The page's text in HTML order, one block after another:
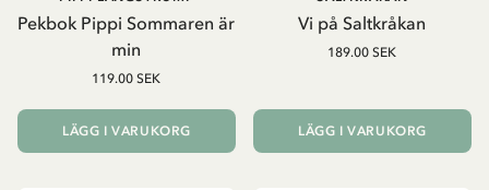
Pekbok Pippi Sommaren är
min
119.00 SEK
LÄGG I VARUKORG
Vi på Saltkråkan
189.00 SEK
LÄGG I VARUKORG